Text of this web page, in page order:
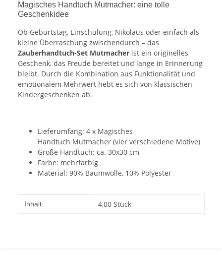
Magisches Handtuch Mutmacher: eine tolle
Geschenkidee
Ob Geburtstag, Einschulung, Nikolaus oder einfach als
kleine Überraschung zwischendurch – das
Zauberhandtuch-Set Mutmacher ist ein originelles
Geschenk, das Freude bereitet und lange in Erinnerung
bleibt. Durch die Kombination aus Funktionalität und
emotionalem Mehrwert hebt es sich von klassischen
Kindergeschenken ab.
Lieferumfang: 4 x Magisches
Handtuch Mutmacher (vier verschiedene Motive)
Größe Handtuch: ca. 30x30 cm
Farbe: mehrfarbig
Material: 90% Baumwolle, 10% Polyester
Produkteigenschaft
Wert
Inhalt: 4,00 Stück